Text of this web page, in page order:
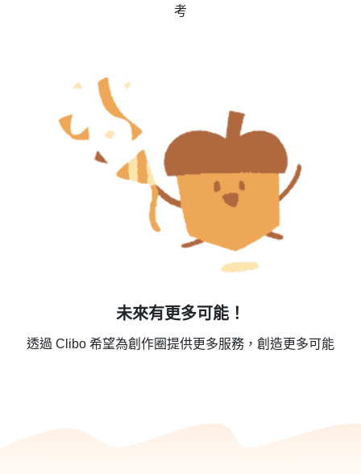
考
未來有更多可能！
透過 Clibo 希望為創作圈提供更多服務，創造更多可能